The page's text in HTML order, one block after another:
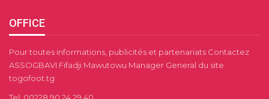
OFFICE
Pour toutes informations, publicités et partenariats Contactez
ASSOGBAVI Fifadji Mawutowu Manager General du site
togofoot.tg